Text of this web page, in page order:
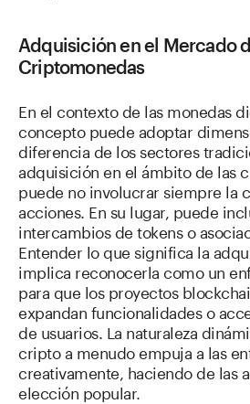
Adquisición en el Mercado
Criptomonedas
En el contexto de las monedas
concepto puede adoptar
diferencia de los sectores
adquisición en el ámbito de las
puede no involucrar siempre la
acciones. En su lugar, puede
intercambios de tokens o
Entender lo que significa la
implica reconocerla como un
para que los proyectos
expandan funcionalidades o
de usuarios. La naturaleza
cripto a menudo empuja a las
creativamente, haciendo de las
elección popular.